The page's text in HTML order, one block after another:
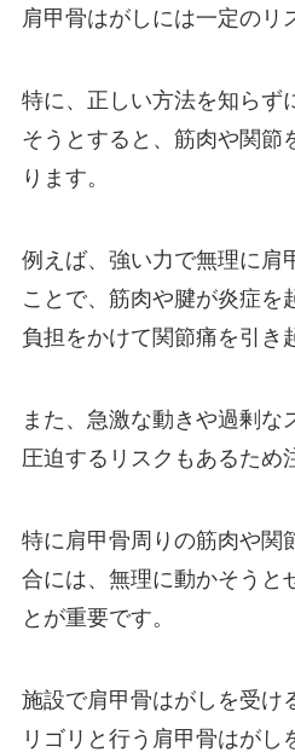
肩甲骨はがしには一定のリ
特に、正しい方法を知らず
そうとすると、筋肉や関節
ります。
例えば、強い力で無理に肩
ことで、筋肉や腱が炎症を
負担をかけて関節痛を引き
また、急激な動きや過剰な
圧迫するリスクもあるため
特に肩甲骨周りの筋肉や関
合には、無理に動かそうと
とが重要です。
施設で肩甲骨はがしを受け
リゴリと行う肩甲骨はがし